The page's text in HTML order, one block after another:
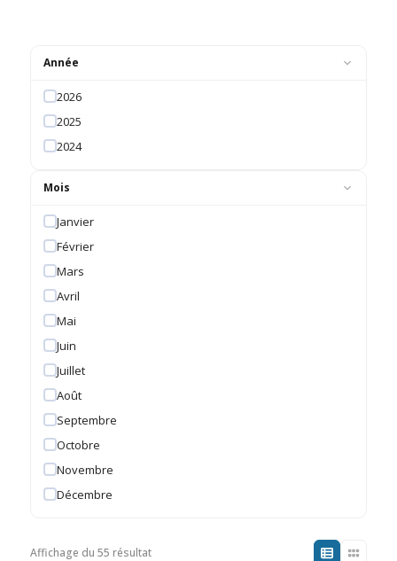
Année
2026
2025
2024
Mois
Janvier
Février
Mars
Avril
Mai
Juin
Juillet
Août
Septembre
Octobre
Novembre
Décembre
Affichage du 55 résultat